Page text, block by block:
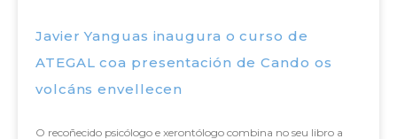
Javier Yanguas inaugura o curso de
ATEGAL coa presentación de Cando os
volcáns envellecen
O recoñecido psicólogo e xerontólogo combina no seu libro a